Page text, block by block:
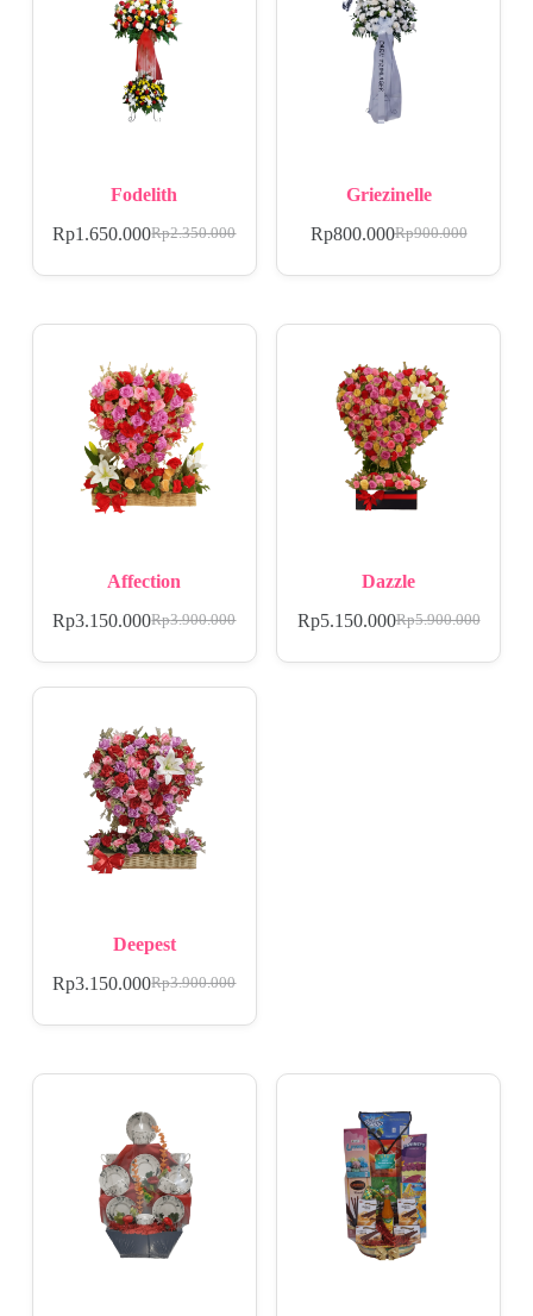
Fodelith
Rp2.350.000
Rp1.650.000
Griezinelle
Rp900.000
Rp800.000
Affection
Rp3.900.000
Rp3.150.000
Dazzle
Rp5.900.000
Rp5.150.000
Deepest
Rp3.900.000
Rp3.150.000